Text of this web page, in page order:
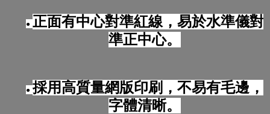
● 正面有中心對準紅線，易於水準儀對
準正中心。
● 採用高質量網版印刷，不易有毛邊，
字體清晰。